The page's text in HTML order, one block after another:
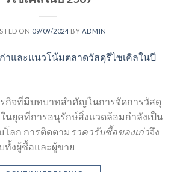
ON 09/09/2024 BY ADMIN
รกิจที่มีบทบาทสำคัญในการจัดการวัสดุ
ในยุคที่การอนุรักษ์สิ่งแวดล้อมกำลังเป็น
ลก การติดตาม ราคารับซื้อของเก่าจึง
ทั้งผู้ซื้อและผู้ขาย